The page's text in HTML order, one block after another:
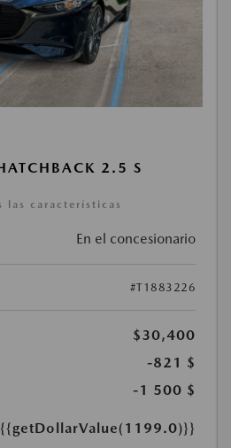
2.5 S
las características
En el concesionario
#T1883226
$30,400
-821 $
-1 500 $
{{getDollarValue(1199.0)}}